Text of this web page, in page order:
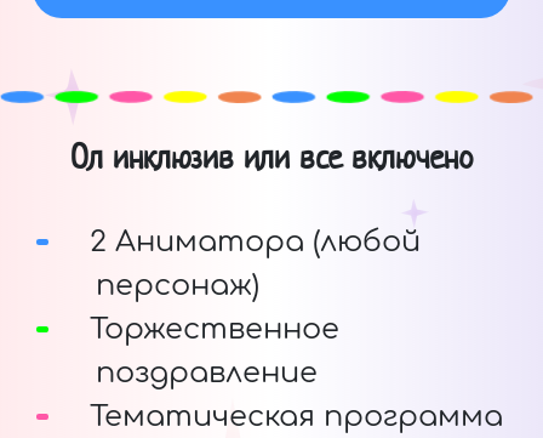
Ол инклюзив или все включено
2 Аниматора (любой
персонаж)
Торжественное
поздравление
Тематическая программа